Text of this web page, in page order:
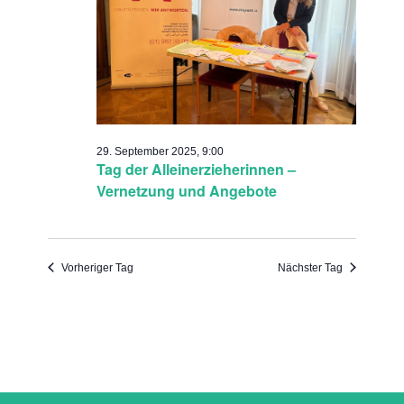
Tag der Alleinerzieherinnen –
Vernetzung und Angebote
29. September 2025, 9:00
Vorheriger Tag Nächster Tag